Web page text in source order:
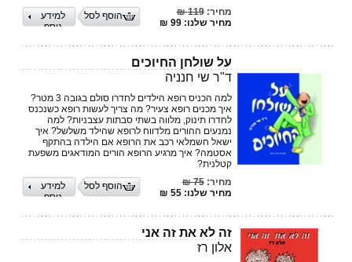
מחיר:119 ₪
מחיר שלנו: 99 ₪
למידע
נוסף
הוסף לסל
על שולחן החיוכים
ד"ר שי חנניה
למה הכניס רופא הילדים לחדרו סולם בגובה 3 מטר?
איך מכנים רופא צעיר? מה צריך לעשות רופא כשנכנס
לחדרו תינוק, מלווה בשתי סבתות עצבניות? למה
נמנעים ההורים מלדווח לרופא שהילד משלשל? איך
ישאל חשמלאי רכב את הרופא אם הילדה בהתקף
אסטמה? איך מרגיע הרופא הורים המודאגים משפעת
קטלנית?
מחיר:75 ₪
מחיר שלנו: 55 ₪
למידע
נוסף
הוסף לסל
זה לא את זה אני
אלון רז